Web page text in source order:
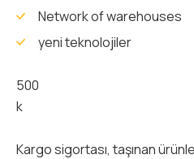
Network of warehouses
yeni teknolojiler
500
k
Kargo sigortası, taşınan